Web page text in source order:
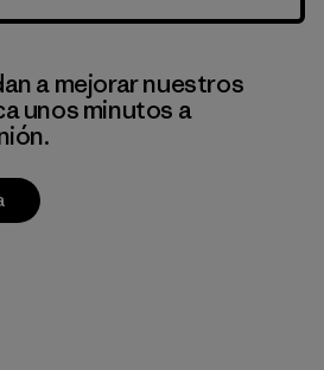
a mejorar nuestros
unos minutos a